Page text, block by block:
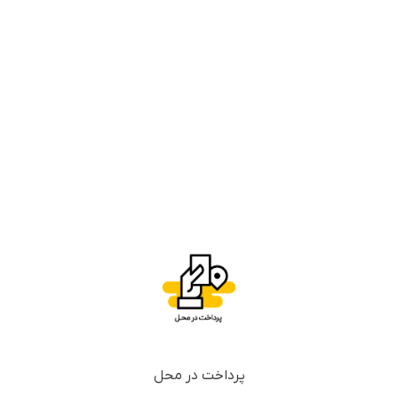
پرداخت در محل